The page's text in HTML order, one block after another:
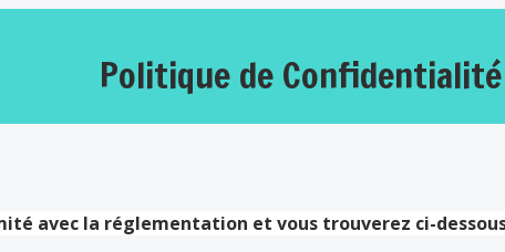
Politique de Confidentialité
avec la réglementation et vous trouverez ci-